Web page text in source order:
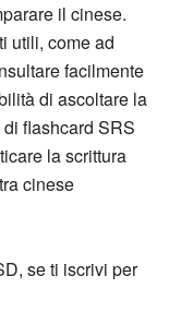
il cinese.
utili, come ad
facilmente
di ascoltare la
flashcard SRS
la scrittura
cinese
se ti iscrivi per